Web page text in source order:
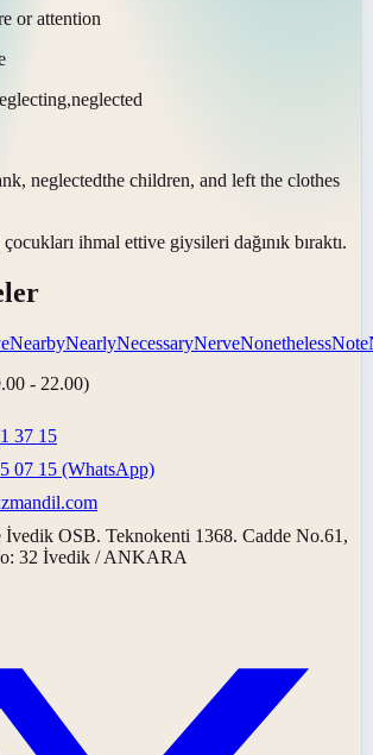
or attention
neglectedthe children, and left the clothes
ihmal ettive giysileri dağınık bıraktı.
NearbyNearlyNecessaryNerveNonethelessNote
- 22.00)
37 15
07 15 (WhatsApp)
İvedik OSB. Teknokenti 1368. Cadde No.61,
32 İvedik / ANKARA